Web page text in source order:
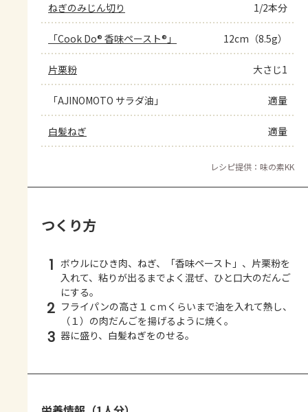
ねぎのみじん切り 1/2本分
「Cook Do® 香味ペースト®」 12cm（8.5g）
片栗粉 大さじ1
「AJINOMOTO サラダ油」 適量
白髪ねぎ 適量
レシピ提供：味の素KK
つくり方
1 ボウルにひき肉、ねぎ、「香味ペースト」、片栗粉を
入れて、粘りが出るまでよく混ぜ、ひと口大のだんご
にする。
2 フライパンの高さ１ｃｍくらいまで油を入れて熱し、
（１）の肉だんごを揚げるように焼く。
3 器に盛り、白髪ねぎをのせる。